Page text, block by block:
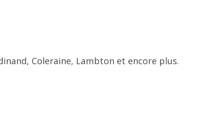
Coleraine, Lambton et encore plus.